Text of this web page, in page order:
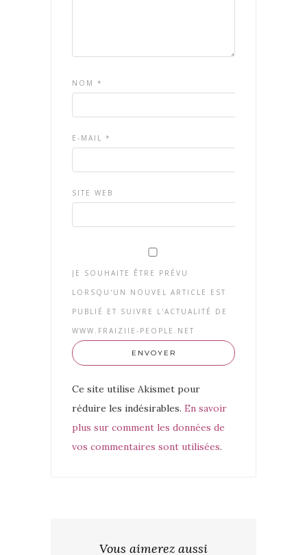
NOM *
E-MAIL *
SITE WEB
JE SOUHAITE ÊTRE PRÉVU
LORSQU'UN NOUVEL ARTICLE EST
PUBLIÉ ET SUIVRE L'ACTUALITÉ DE
WWW.FRAIZIIE-PEOPLE.NET
Ce site utilise Akismet pour
réduire les indésirables. En savoir
plus sur comment les données de
vos commentaires sont utilisées.
Vous aimerez aussi